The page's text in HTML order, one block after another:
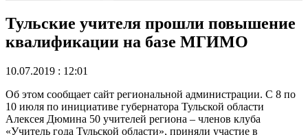
Тульские учителя прошли повышение
квалификации на базе МГИМО
10.07.2019 : 12:01
Об этом сообщает сайт региональной администрации. С 8 по
10 июля по инициативе губернатора Тульской области
Алексея Дюмина 50 учителей региона – членов клуба
«Учитель года Тульской области», приняли участие в